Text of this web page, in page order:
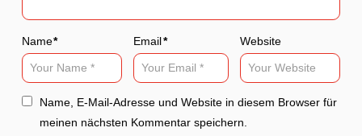
Name* Email* Website
Name, E-Mail-Adresse und Website in diesem Browser für
meinen nächsten Kommentar speichern.